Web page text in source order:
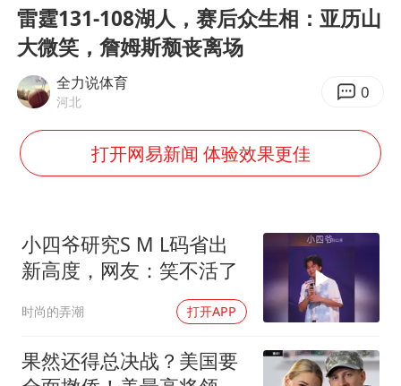
多所高校取消艺考
22岁女生独闯南太行失联12天
薛之谦杭州站演唱会取消
“准2万亿”之城点名支持三所大学
习近平心系体育强国建设
雷霆131-108湖人，赛后众生相：亚历山
大微笑，詹姆斯颓丧离场
全力说体育
河北 0
打开网易新闻 体验效果更佳
小四爷研究S M L码省出
新高度，网友：笑不活了
时尚的弄潮 打开APP
果然还得总决战？美国要